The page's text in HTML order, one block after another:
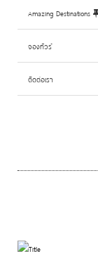
Amazing Destinations
จองทัวร์
ติดต่อเรา